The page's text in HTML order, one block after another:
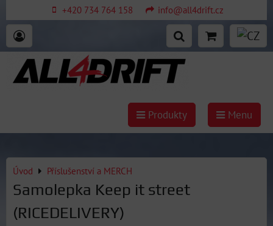
+420 734 764 158 info@all4drift.cz
Produkty Menu
Úvod Příslušenství a MERCH
Samolepka Keep it street
(RICEDELIVERY)